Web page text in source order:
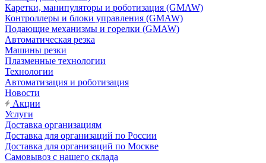
Каретки, манипуляторы и роботизация (GMAW)
Контроллеры и блоки управления (GMAW)
Подающие механизмы и горелки (GMAW)
Автоматическая резка
Машины резки
Плазменные технологии
Технологии
Автоматизация и роботизация
Новости
Акции
Услуги
Доставка организациям
Доставка для организаций по России
Доставка для организаций по Москве
Самовывоз с нашего склада